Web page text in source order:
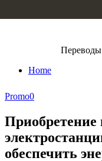
Переводы
Home
Promo0
Приобретение
обеспечить